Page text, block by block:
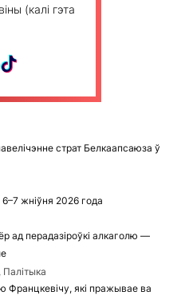
(калі гэта
страт Белкаапсаюза ў
6–7 жніўня 2026 года
ад перадазіроўкі алкаголю —
Францкевічу, які пражывае ва